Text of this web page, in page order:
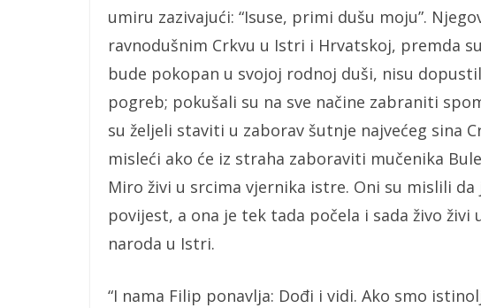
umiru zazivajući: “Isuse, primi dušu moju”.
ravnodušnim Crkvu u Istri i Hrvatskoj, premda
bude pokopan u svojoj rodnoj duši, nisu
pogreb; pokušali su na sve načine zabraniti
su željeli staviti u zaborav šutnje najvećeg sina
misleći ako će iz straha zaboraviti mučenika
Miro živi u srcima vjernika istre. Oni su mislili da
povijest, a ona je tek tada počela i sada živo živi
naroda u Istri.
“I nama Filip ponavlja: Dođi i vidi. Ako smo